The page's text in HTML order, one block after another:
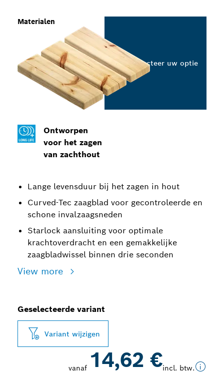
Ontworpen
voor het zagen
van zachthout
Lange levensduur bij het zagen in hout
Curved-Tec zaagblad voor gecontroleerde en
schone invalzaagsneden
Starlock aansluiting voor optimale
krachtoverdracht en een gemakkelijke
zaagbladwissel binnen drie seconden
View more
Materialen
Selecteer uw optie
Geselecteerde variant
Variant wijzigen
vanaf 14,62 €incl. btw.